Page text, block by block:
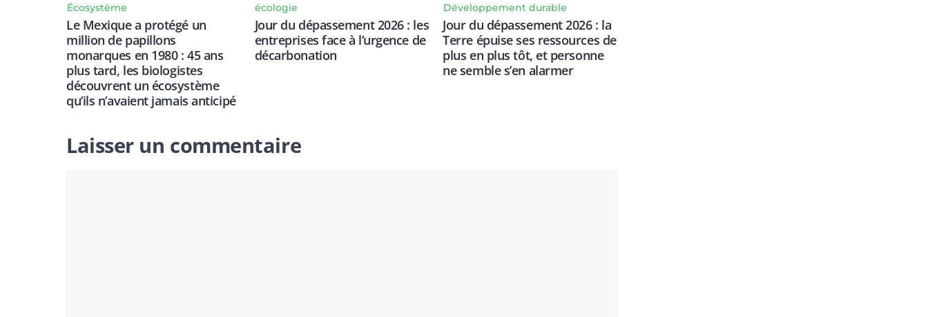
Écosystème
Le Mexique a protégé un
million de papillons
monarques en 1980 : 45 ans
plus tard, les biologistes
découvrent un écosystème
qu’ils n’avaient jamais anticipé
écologie
Jour du dépassement 2026 : les
entreprises face à l’urgence de
décarbonation
Développement durable
Jour du dépassement 2026 : la
Terre épuise ses ressources de
plus en plus tôt, et personne
ne semble s’en alarmer
Laisser un commentaire